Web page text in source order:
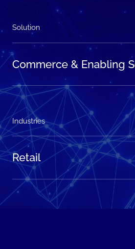
Solution
Commerce & Enabling
Industries
Retail